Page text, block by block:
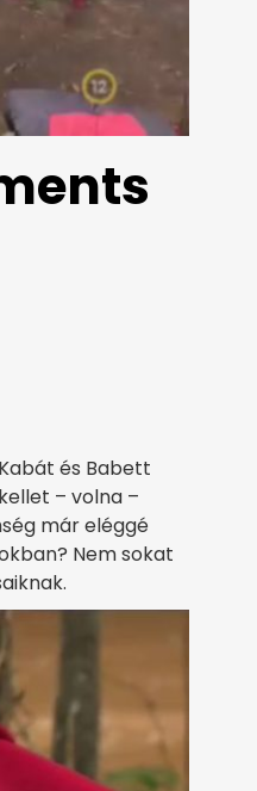
és Babett
– volna –
már eléggé
Nem sokat